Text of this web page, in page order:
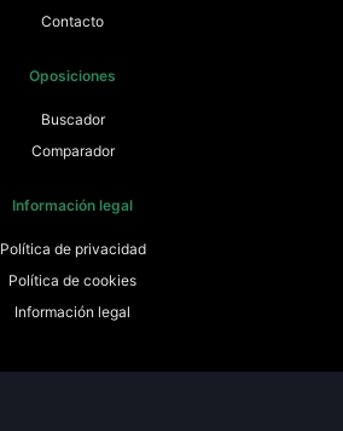
Contacto
Oposiciones
Buscador
Comparador
Información legal
Política de privacidad
Política de cookies
Información legal